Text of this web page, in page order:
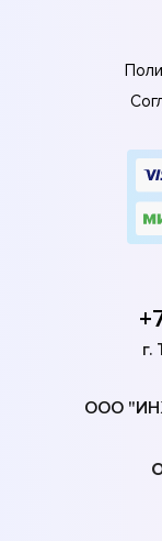
г.
ООО